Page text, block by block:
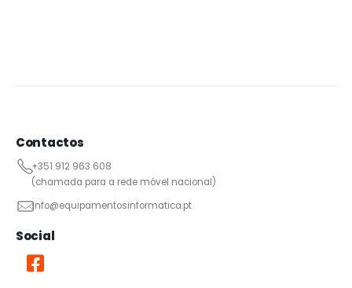
Contactos
+351 912 963 608
(chamada para a rede móvel nacional)
info@equipamentosinformatica.pt
Social